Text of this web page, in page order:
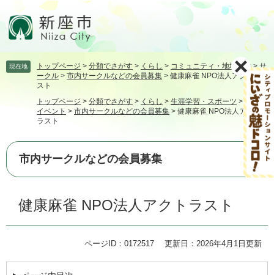
頭飛
へ
現在地 トップページ > 分類でさがす > くらし > コミュニティ・地域活動 >サ
ークル > 市内サークルなどの会員募集 > 健康麻雀 NPO法人アクトラ
スト
トップページ > 分類でさがす > くらし > 生涯学習・スポーツ >講座・
イベント > 市内サークルなどの会員募集 > 健康麻雀 NPO法人アクト
ラスト
市内サークルなどの会員募集
健康麻雀 NPO法人アクトラスト
ページID：0172517 更新日：2026年4月1日更新